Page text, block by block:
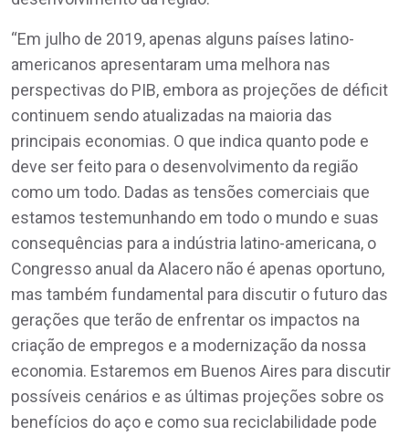
“Em julho de 2019, apenas alguns países latino-
americanos apresentaram uma melhora nas
perspectivas do PIB, embora as projeções de déficit
continuem sendo atualizadas na maioria das
principais economias. O que indica quanto pode e
deve ser feito para o desenvolvimento da região
como um todo. Dadas as tensões comerciais que
estamos testemunhando em todo o mundo e suas
consequências para a indústria latino-americana, o
Congresso anual da Alacero não é apenas oportuno,
mas também fundamental para discutir o futuro das
gerações que terão de enfrentar os impactos na
criação de empregos e a modernização da nossa
economia. Estaremos em Buenos Aires para discutir
possíveis cenários e as últimas projeções sobre os
benefícios do aço e como sua reciclabilidade pode